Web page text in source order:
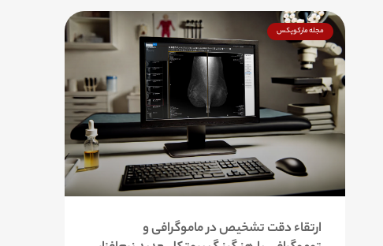
مجله مارکوپکس
ارتقاء دقت تشخیص در ماموگرافی و